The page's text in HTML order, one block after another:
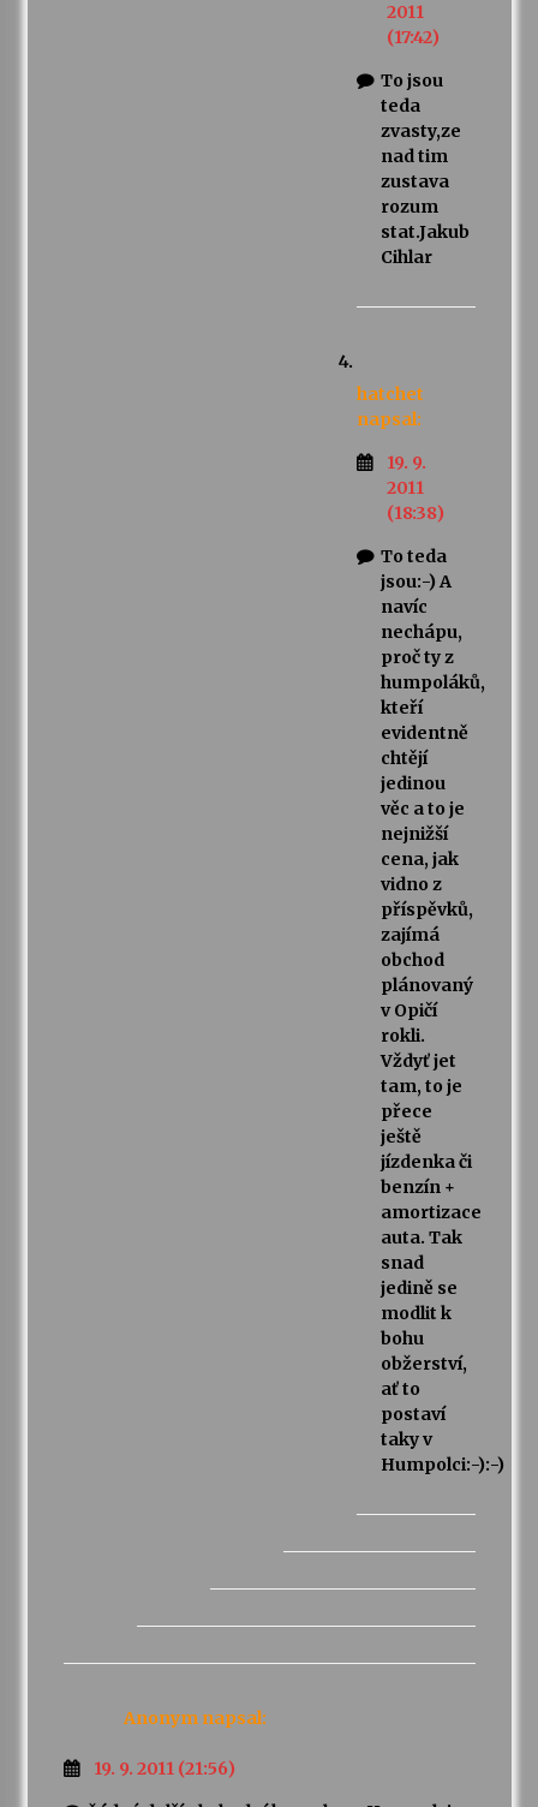
2011
(17:42)
To jsou
teda
zvasty,ze
nad tim
zustava
rozum
stat.Jakub
Cihlar
hatchet
napsal:
19. 9.
2011
(18:38)
To teda
jsou:-) A
navíc
nechápu,
proč ty z
humpoláků,
kteří
evidentně
chtějí
jedinou
věc a to je
nejnižší
cena, jak
vidno z
příspěvků,
zajímá
obchod
plánovaný
v Opičí
rokli.
Vždyť jet
tam, to je
přece
ještě
jízdenka či
benzín +
amortizace
auta. Tak
snad
jedině se
modlit k
bohu
obžerství,
ať to
postaví
taky v
Humpolci:-):-)
Anonym napsal:
19. 9. 2011 (21:56)